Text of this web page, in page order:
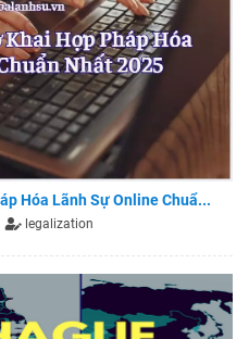
Hóa Lãnh Sự Online Chuẩ...
legalization